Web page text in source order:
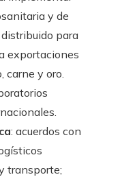
y de
para
exportaciones
carne y oro.
: acuerdos con
transporte;